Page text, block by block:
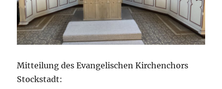
Mitteilung des Evangelischen Kirchenchors
Stockstadt: